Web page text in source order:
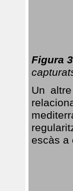
Figura
Un
escàs a